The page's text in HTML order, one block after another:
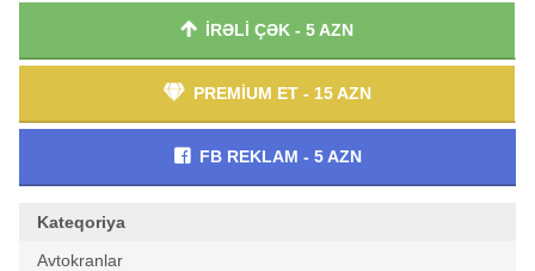
İRƏLİ ÇƏK - 5 AZN
PREMİUM ET - 15 AZN
FB REKLAM - 5 AZN
Kateqoriya
Avtokranlar